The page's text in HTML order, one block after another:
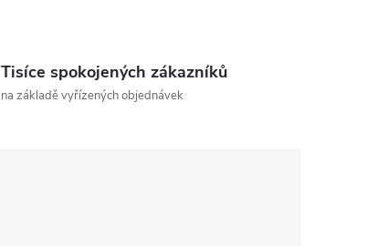
Tisíce spokojených zákazníků
na základě vyřízených objednávek